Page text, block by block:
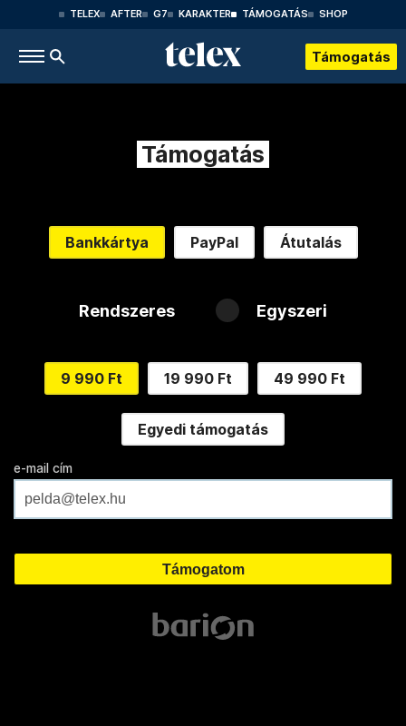
TELEX AFTER G7 KARAKTER TÁMOGATÁS SHOP
Támogatás
Támogatás
Bankkártya PayPal Átutalás
Rendszeres Egyszeri
9 990 Ft 19 990 Ft 49 990 Ft
Egyedi támogatás
e-mail cím